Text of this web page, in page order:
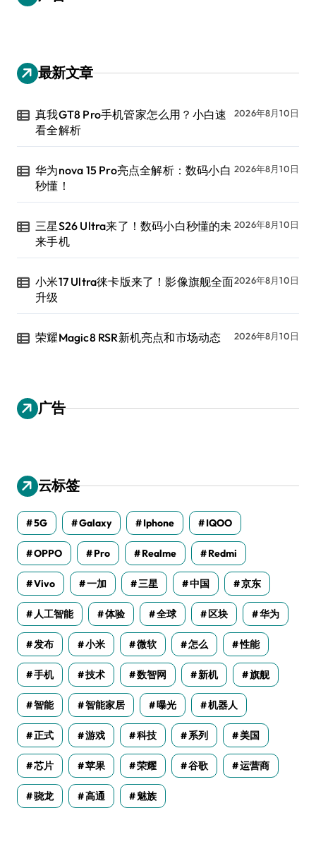
最新文章
真我GT8 Pro手机管家怎么用？小白速
看全解析
2026年8月10日
华为nova 15 Pro亮点全解析：数码小白
秒懂！
2026年8月10日
三星S26 Ultra来了！数码小白秒懂的未
来手机
2026年8月10日
小米17 Ultra徕卡版来了！影像旗舰全面
升级
2026年8月10日
荣耀Magic8 RSR新机亮点和市场动态 2026年8月10日
广告
云标签
5G Galaxy Iphone IQOO
OPPO Pro Realme Redmi
Vivo 一加 三星 中国 京东
人工智能 体验 全球 区块 华为
发布 小米 微软 怎么 性能
手机 技术 数智网 新机 旗舰
智能 智能家居 曝光 机器人
正式 游戏 科技 系列 美国
芯片 苹果 荣耀 谷歌 运营商
骁龙 高通 魅族